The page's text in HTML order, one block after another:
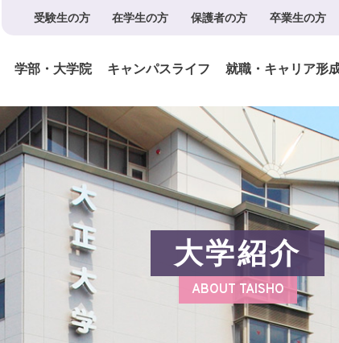
受験生の方 在学生の方 保護者の方 卒業生の方
学部・大学院 キャンパスライフ 就職・キャリア形
大学紹介
ABOUT TAISHO